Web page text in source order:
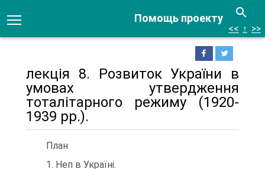
Помощь проекту
<< ↑ >>
лекція 8. Розвиток України в
умовах утвердження
тоталітарного режиму (1920-
1939 рр.).
План
1. Неп в Україні.